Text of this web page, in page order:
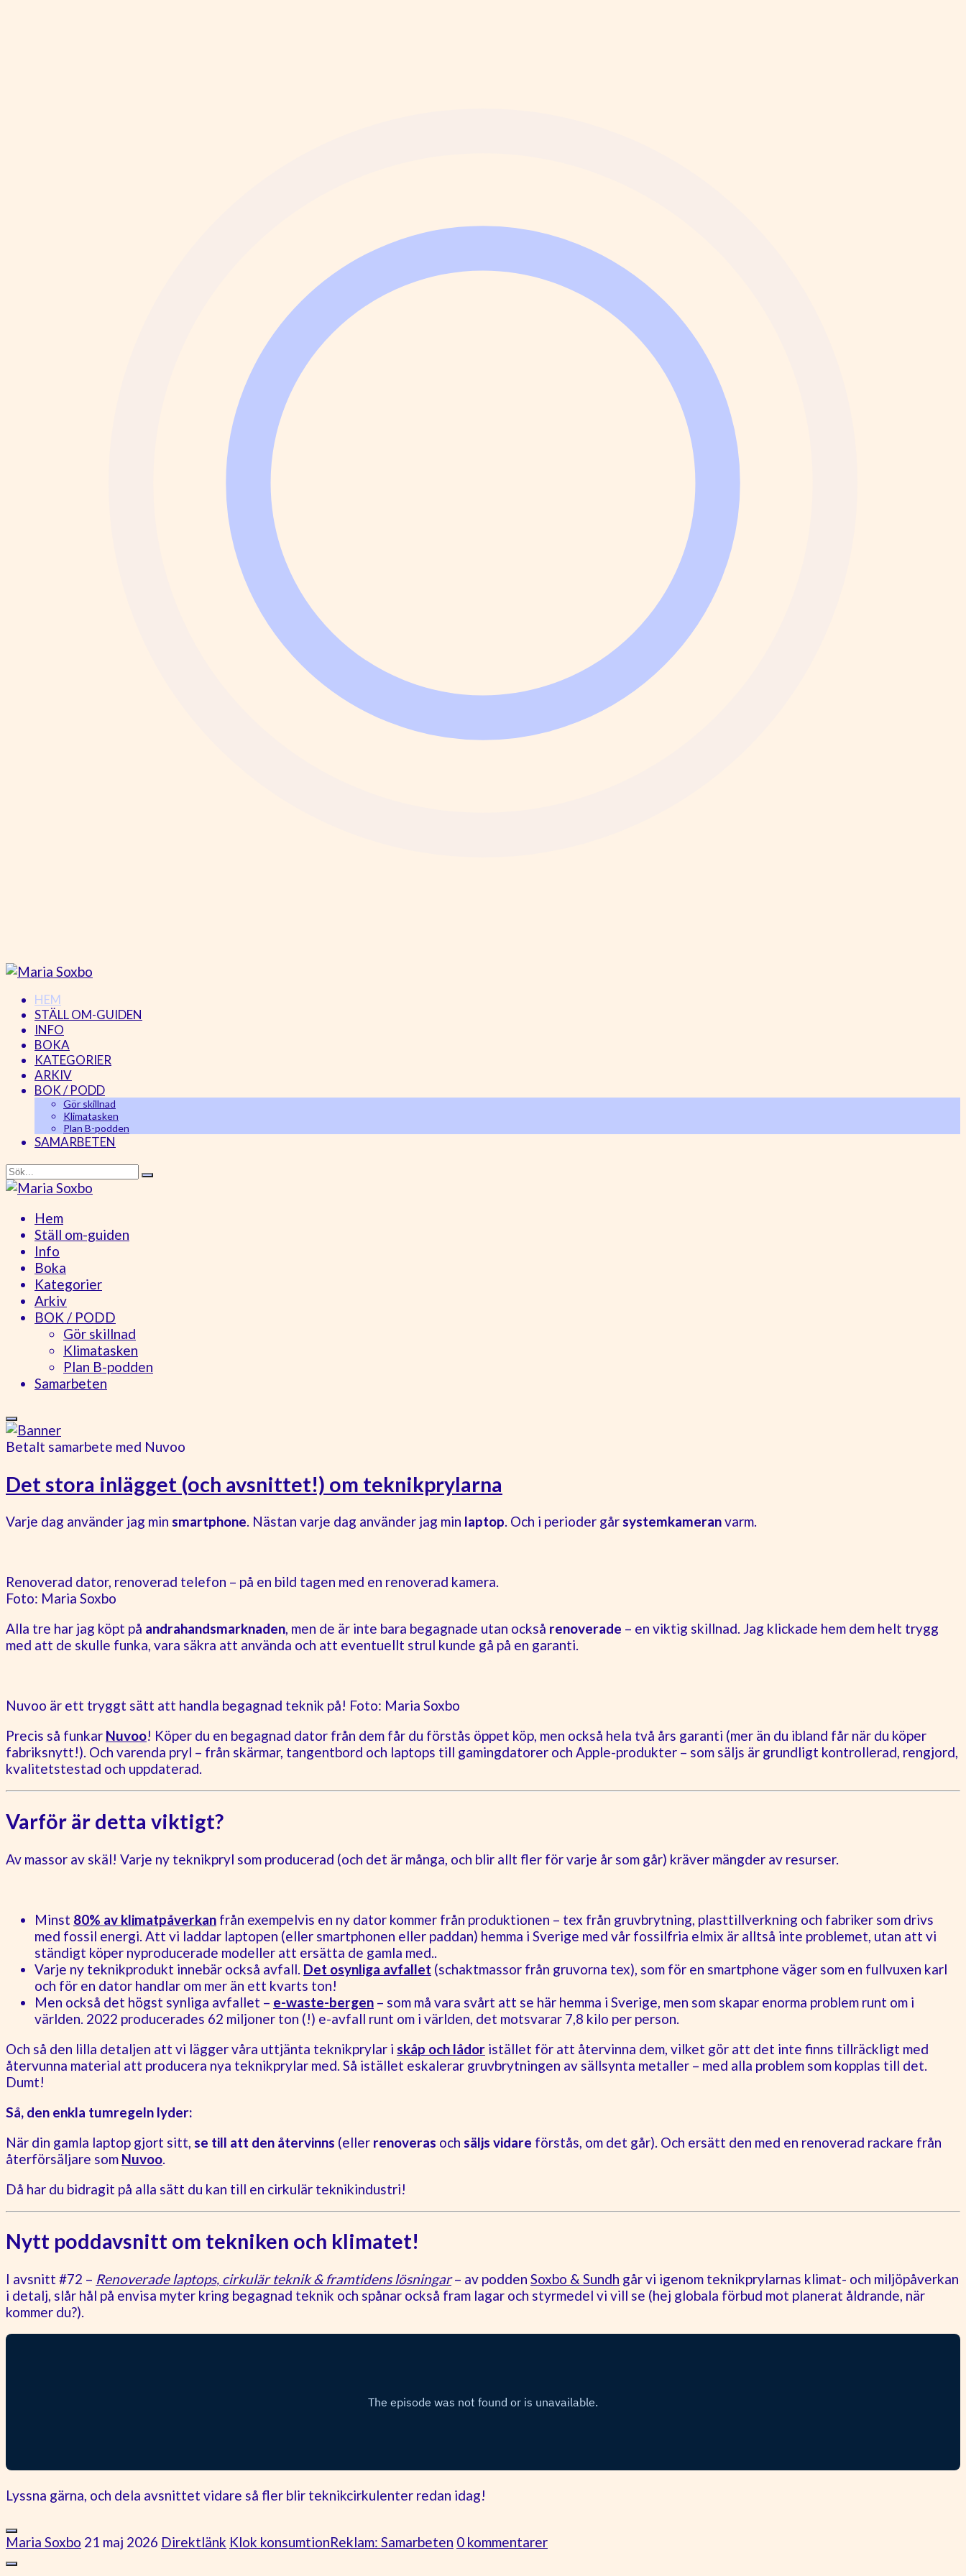
HEM
STÄLL OM-GUIDEN
INFO
BOKA
KATEGORIER
ARKIV
BOK / PODD
Gör skillnad
Klimatasken
Plan B-podden
SAMARBETEN
Hem
Ställ om-guiden
Info
Boka
Kategorier
Arkiv
BOK / PODD
Gör skillnad
Klimatasken
Plan B-podden
Samarbeten
Betalt samarbete med Nuvoo
Det stora inlägget (och avsnittet!) om teknikprylarna
Varje dag använder jag min smartphone. Nästan varje dag använder jag min laptop. Och i perioder gårsystemkameranvarm.
Renoverad dator, renoverad telefon – på en bild tagen med en renoverad kamera.
Foto: Maria Soxbo
Alla tre har jag köpt på andrahandsmarknaden, men de är inte bara begagnade utan också renoverade – en viktig skillnad. Jag klickade hem dem helt trygg
med att de skulle funka, vara säkra att använda och att eventuellt strul kunde gå på en garanti.
Nuvoo är ett tryggt sätt att handla begagnad teknik på! Foto: Maria Soxbo
Precis så funkar Nuvoo! Köper du en begagnad dator från dem får du förstås öppet köp, men också hela två års garanti (mer än du ibland får när du köper
fabriksnytt!). Och varenda pryl – från skärmar, tangentbord och laptops till gamingdatorer och Apple-produkter – som säljs är grundligt kontrollerad, rengjord,
kvalitetstestad och uppdaterad.
Varför är detta viktigt?
Av massor av skäl! Varje ny teknikpryl som producerad (och det är många, och blir allt fler för varje år som går) kräver mängder av resurser.
Minst 80% av klimatpåverkan från exempelvis en ny dator kommer från produktionen – tex från gruvbrytning, plasttillverkning och fabriker som drivs
med fossil energi. Att vi laddar laptopen (eller smartphonen eller paddan) hemma i Sverige med vår fossilfria elmix är alltså inte problemet, utan att vi
ständigt köper nyproducerade modeller att ersätta de gamla med..
Varje ny teknikprodukt innebär också avfall. Det osynliga avfallet (schaktmassor från gruvorna tex), som för en smartphone väger som en fullvuxen karl
och för en dator handlar om mer än ett kvarts ton!
Men också det högst synliga avfallet – e-waste-bergen – som må vara svårt att se här hemma i Sverige, men som skapar enorma problem runt om i
världen. 2022 producerades 62 miljoner ton (!) e-avfall runt om i världen, det motsvarar 7,8 kilo per person.
Och så den lilla detaljen att vi lägger våra uttjänta teknikprylar i skåp och lådor istället för att återvinna dem, vilket gör att det inte finns tillräckligt med
återvunna material att producera nya teknikprylar med. Så istället eskalerar gruvbrytningen av sällsynta metaller – med alla problem som kopplas till det.
Dumt!
Så, den enkla tumregeln lyder:
När din gamla laptop gjort sitt, se till att den återvinns (eller renoveras och säljs vidare förstås, om det går). Och ersätt den med en renoverad rackare från
återförsäljare som Nuvoo
Då har du bidragit på alla sätt du kan till en cirkulär teknikindustri!
Nytt poddavsnitt om tekniken och klimatet!
I avsnitt #72 – Renoverade laptops, cirkulär teknik & framtidens lösningar– av podden Soxbo & Sundh går vi igenom teknikprylarnas klimat- och miljöpåverkan
i detalj, slår hål på envisa myter kring begagnad teknik och spånar också fram lagar och styrmedel vi vill se (hej globala förbud mot planerat åldrande, när
kommer du?).
Lyssna gärna, och dela avsnittet vidare så fler blir teknikcirkulenter redan idag!
Maria Soxbo 21 maj 2026 Direktlänk Klok konsumtionReklam: Samarbeten 0 kommentarer